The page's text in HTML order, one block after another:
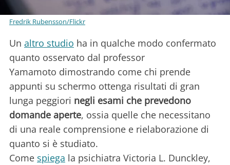
Fredrik Rubensson/Flickr
Un altro studio ha in qualche modo confermato
quanto osservato dal professor
Yamamoto dimostrando come chi prende
appunti su schermo ottenga risultati di gran
lunga peggiori negli esami che prevedono
domande aperte, ossia quelle che necessitano
di una reale comprensione e rielaborazione di
quanto si è studiato.
Come spiega la psichiatra Victoria L. Dunckley,